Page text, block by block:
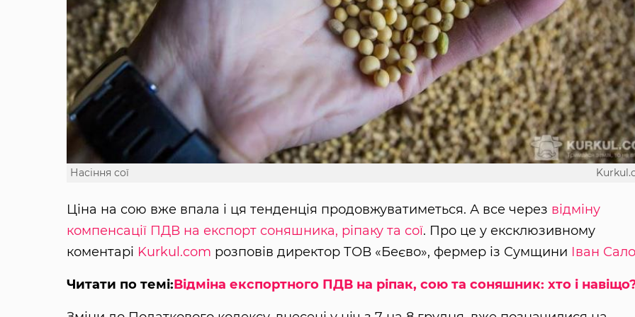
Насіння сої
Ціна на сою вже впала і ця тенденція продовжуватиметься. А все через відміну
компенсації ПДВ на експорт соняшника, ріпаку та сої. Про це у ексклюзивному
коментарі Kurkul.com розповів директор ТОВ «Беєво», фермер із Сумщини Іван
Читати по темі:Відміна експортного ПДВ на ріпак, сою та соняшник: хто і